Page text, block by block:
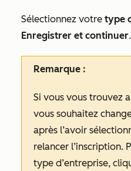
Sélectionnez votre type
Enregistrer et continuer.
Remarque :
Si vous vous trouvez
vous souhaitez
après l’avoir
relancer l’inscription.
type d’entreprise,